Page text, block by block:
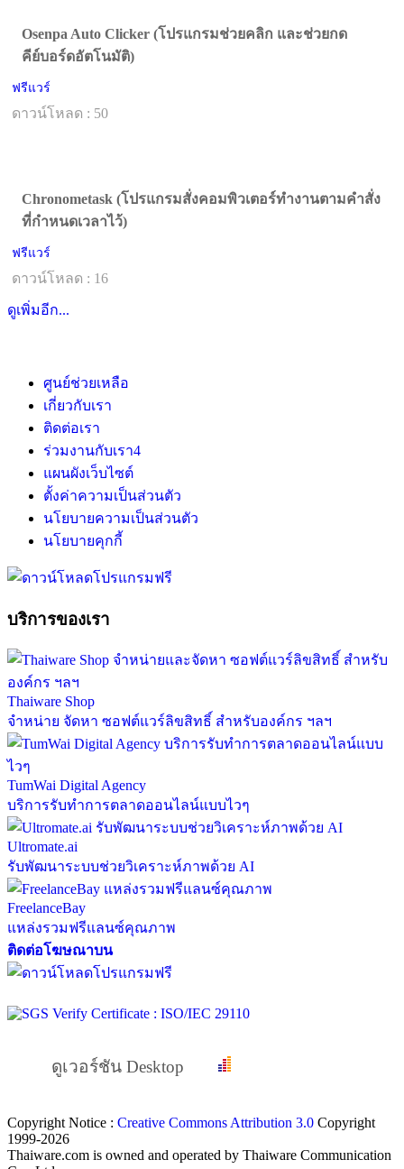
Osenpa Auto Clicker (โปรแกรมช่วยคลิก และช่วยกด
คีย์บอร์ดอัตโนมัติ)
ฟรีแวร์
ดาวน์โหลด : 50
Chronometask (โปรแกรมสั่งคอมพิวเตอร์ทำงานตามคำสั่ง
ที่กำหนดเวลาไว้)
ฟรีแวร์
ดาวน์โหลด : 16
ดูเพิ่มอีก...
ศูนย์ช่วยเหลือ
เกี่ยวกับเรา
ติดต่อเรา
ร่วมงานกับเรา4
แผนผังเว็บไซต์
ตั้งค่าความเป็นส่วนตัว
นโยบายความเป็นส่วนตัว
นโยบายคุกกี้
บริการของเรา
Thaiware Shop
จำหน่าย จัดหา ซอฟต์แวร์ลิขสิทธิ์ สำหรับองค์กร ฯลฯ
TumWai Digital Agency
บริการรับทำการตลาดออนไลน์แบบไวๆ
Ultromate.ai
รับพัฒนาระบบช่วยวิเคราะห์ภาพด้วย AI
FreelanceBay
แหล่งรวมฟรีแลนซ์คุณภาพ
ติดต่อโฆษณาบน
ดูเวอร์ชัน Desktop
Copyright Notice : Creative Commons Attribution 3.0 Copyright
1999-2026
Thaiware.com is owned and operated by Thaiware Communication